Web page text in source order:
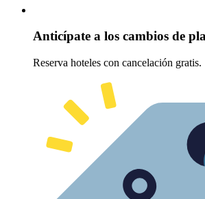
Anticípate a los cambios de
Reserva hoteles con cancelación gratis.